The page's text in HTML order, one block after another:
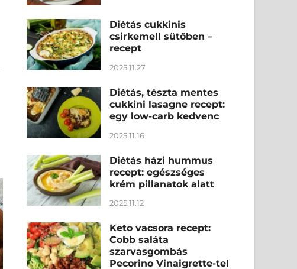
Diétás cukkinis
csirkemell sütőben –
recept
2025.11.27
Diétás, tészta mentes
cukkini lasagne recept:
egy low-carb kedvenc
2025.11.16
Diétás házi hummus
recept: egészséges
krém pillanatok alatt
2025.11.12
Keto vacsora recept:
Cobb saláta
szarvasgombás
Pecorino Vinaigrette-tel